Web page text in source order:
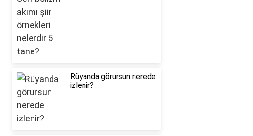
Rüyanda görursun nerede
izlenir?